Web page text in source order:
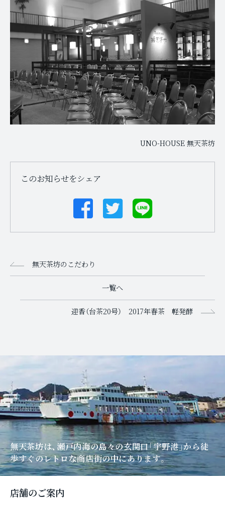
UNO-HOUSE 無天茶坊
このお知らせをシェア
無天茶坊のこだわり
一覧へ
迎香（台茶20号） 2017年春茶 軽発酵
無天茶坊は、瀬戸内海の島々の玄関口「宇野港」から徒
歩すぐのレトロな商店街の中にあります。
店舗のご案内